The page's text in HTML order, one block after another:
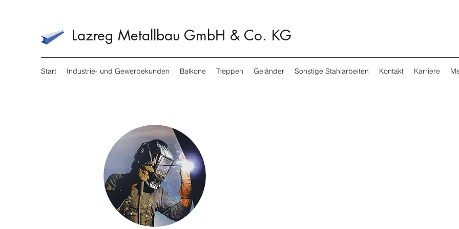
Lazreg Metallbau GmbH & Co. KG
Start Industrie- und Gewerbekunden Balkone Treppen Geländer Sonstige Stahlarbeiten Kontakt Karriere